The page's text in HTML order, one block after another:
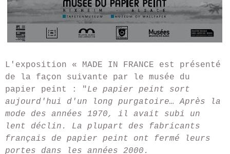
L'exposition « MADE IN FRANCE est présenté
de la façon suivante par le musée du
papier peint : "Le papier peint sort
aujourd'hui d'un long purgatoire… Après la
mode des années 1970, il avait subi un
lent déclin. La plupart des fabricants
français de papier peint ont fermé leurs
portes dans les années 2000.